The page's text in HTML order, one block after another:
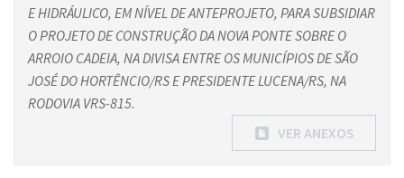
E HIDRÁULICO, EM NÍVEL DE ANTEPROJETO, PARA SUBSIDIAR
O PROJETO DE CONSTRUÇÃO DA NOVA PONTE SOBRE O
ARROIO CADEIA, NA DIVISA ENTRE OS MUNICÍPIOS DE SÃO
JOSÉ DO HORTÊNCIO/RS E PRESIDENTE LUCENA/RS, NA
RODOVIA VRS-815.
VER ANEXOS